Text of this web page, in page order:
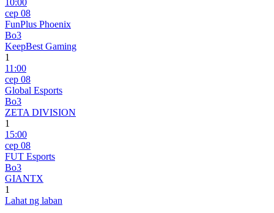
сер 08
FunPlus Phoenix
Bo3
KeepBest Gaming
1
11:00
сер 08
Global Esports
Bo3
ZETA DIVISION
1
15:00
сер 08
FUT Esports
Bo3
GIANTX
1
Lahat ng laban